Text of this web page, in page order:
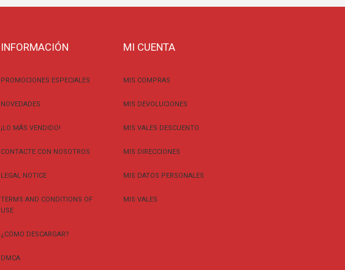
INFORMACIÓN
PROMOCIONES ESPECIALES
NOVEDADES
¡LO MÁS VENDIDO!
CONTACTE CON NOSOTROS
LEGAL NOTICE
TERMS AND CONDITIONS OF
USE
¿CÓMO DESCARGAR?
DMCA
MI CUENTA
MIS COMPRAS
MIS DEVOLUCIONES
MIS VALES DESCUENTO
MIS DIRECCIONES
MIS DATOS PERSONALES
MIS VALES